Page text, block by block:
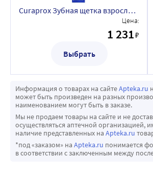
Curaprox Зубная щетка взрослая Supersoft супер мягкая CS3960
Цена:
1 231₽
Выбрать
Информация о товарах на сайтеApteka.ru
может быть произведен на разных
наименованием могут быть в заказе.
Мы не продаем товары на сайте и не
осуществляться аптечной организацией,
наличие представленных на Apteka.ru
*под «заказом» на Apteka.ru понимается
в соответствии с заключенным между